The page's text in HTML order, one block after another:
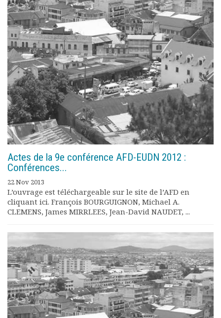
Actes de la 9e conférence AFD-EUDN 2012 :
Conférences...
22 Nov 2013
L’ouvrage est téléchargeable sur le site de l’AFD en
cliquant ici. François BOURGUIGNON, Michael A.
CLEMENS, James MIRRLEES, Jean-David NAUDET, ...